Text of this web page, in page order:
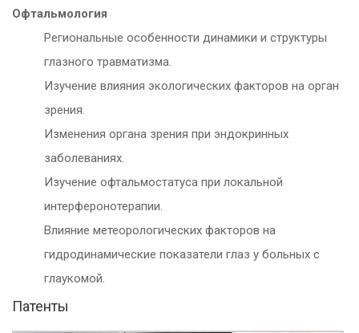
Офтальмология
Региональные особенности динамики и структуры
глазного травматизма.
Изучение влияния экологических факторов на орган
зрения.
Изменения органа зрения при эндокринных
заболеваниях.
Изучение офтальмостатуса при локальной
интерферонотерапии.
Влияние метеорологических факторов на
гидродинамические показатели глаз у больных с
глаукомой.
Патенты